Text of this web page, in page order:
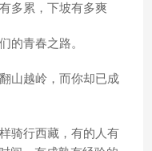
多累，下坡有多爽
的青春之路。
山越岭，而你却已成
骑行西藏，有的人有